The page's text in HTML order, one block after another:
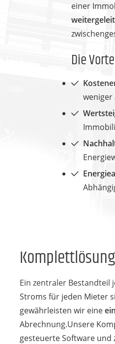
einer
Die
Ein zentraler Bestandteil
Stroms für jeden Mieter
gewährleisten wir eine
Abrechnung.Unsere
gesteuerte Software und